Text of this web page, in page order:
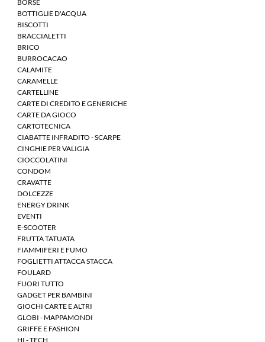
BORSE
BOTTIGLIE D'ACQUA
BISCOTTI
BRACCIALETTI
BRICO
BURROCACAO
CALAMITE
CARAMELLE
CARTELLINE
CARTE DI CREDITO E GENERICHE
CARTE DA GIOCO
CARTOTECNICA
CIABATTE INFRADITO - SCARPE
CINGHIE PER VALIGIA
CIOCCOLATINI
CONDOM
CRAVATTE
DOLCEZZE
ENERGY DRINK
EVENTI
E-SCOOTER
FRUTTA TATUATA
FIAMMIFERI E FUMO
FOGLIETTI ATTACCA STACCA
FOULARD
FUORI TUTTO
GADGET PER BAMBINI
GIOCHI CARTE E ALTRI
GLOBI - MAPPAMONDI
GRIFFE E FASHION
HI - TECH